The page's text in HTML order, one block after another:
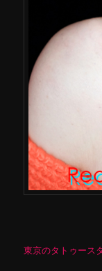
東京のタトゥース